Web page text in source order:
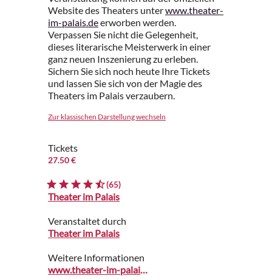
Website des Theaters unterwww.theater-
im-palais.deerworben werden.
Verpassen Sie nicht die Gelegenheit,
dieses literarische Meisterwerk in einer
ganz neuen Inszenierung zu erleben.
Sichern Sie sich noch heute Ihre Tickets
und lassen Sie sich von der Magie des
Theaters im Palais verzaubern.
Zur klassischen Darstellung wechseln
Tickets
27.50 €
(65)
Theater im Palais
Veranstaltet durch
Theater im Palais
Weitere Informationen
www.theater-im-palais.de